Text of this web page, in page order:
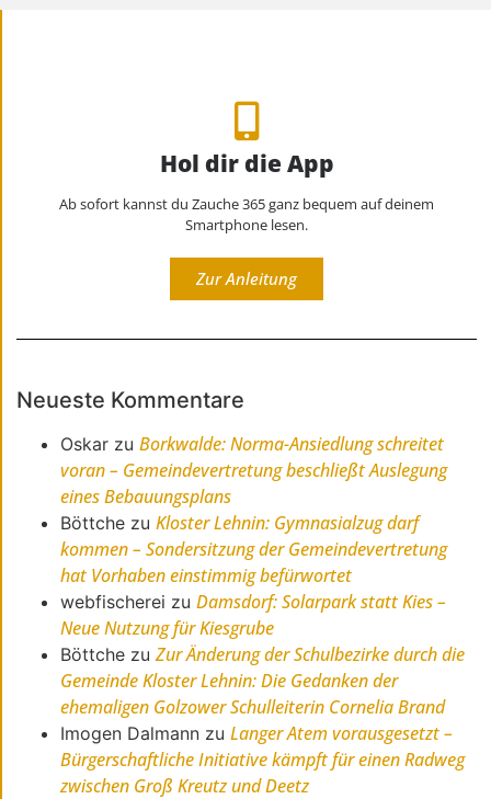
Hol dir die App
Ab sofort kannst du Zauche 365 ganz bequem auf deinem
Smartphone lesen.
Zur Anleitung
Neueste Kommentare
Oskar zu Borkwalde: Norma-Ansiedlung schreitet
voran – Gemeindevertretung beschließt Auslegung
eines Bebauungsplans
Böttche zu Kloster Lehnin: Gymnasialzug darf
kommen – Sondersitzung der Gemeindevertretung
hat Vorhaben einstimmig befürwortet
webfischerei zu Damsdorf: Solarpark statt Kies –
Neue Nutzung für Kiesgrube
Böttche zuZur Änderung der Schulbezirke durch die
Gemeinde Kloster Lehnin: Die Gedanken der
ehemaligen Golzower Schulleiterin Cornelia Brand
Imogen Dalmann zu Langer Atem vorausgesetzt –
Bürgerschaftliche Initiative kämpft für einen Radweg
zwischen Groß Kreutz und Deetz